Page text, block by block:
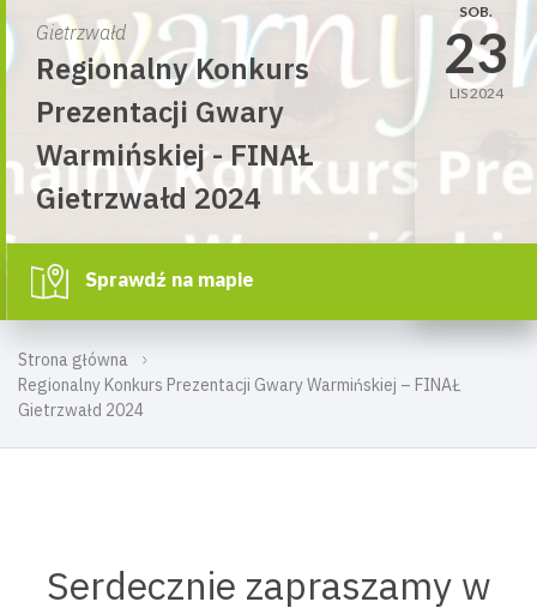
Strona główna
Regionalny Konkurs Prezentacji Gwary Warmińskiej – FINAŁ
Gietrzwałd 2024
Gietrzwałd
Regionalny Konkurs
Prezentacji Gwary
Warmińskiej - FINAŁ
Gietrzwałd 2024
SOB.
23
LIS 2024
Sprawdź na mapie
Serdecznie zapraszamy w